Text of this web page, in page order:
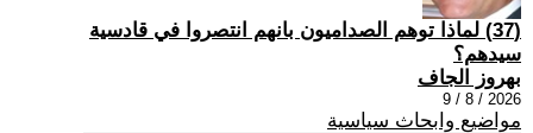
(37) ‏لماذا توهم الصداميون بانهم انتصروا في قادسية
سيدهم؟
بهروز الجاف
2026 / 8 / 9
مواضيع وابحاث سياسية